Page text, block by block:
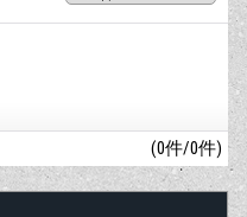
(0件/0件)